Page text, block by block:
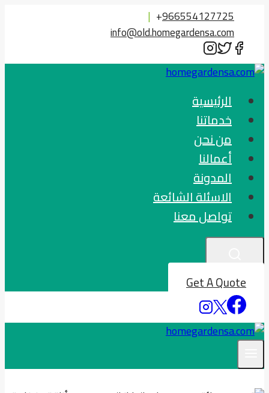
المحتوى
966554127725
+
|
info@old.homegardensa.com
الرئيسية
خدماتنا
من نحن
أعمالنا
المدونة
الاسئلة الشائعة
تواصل معنا
Get A Quote